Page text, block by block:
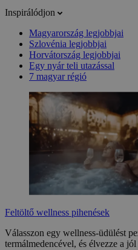
Inspirálódjon
Magyarország legjobbjai
Szlovénia legjobbjai
Horvátország legjobbjai
Egy nyár teli utazással
7 magyar régió
Feltöltő wellness pihenések
Válasszon egy wellness-üdülést
termálmedencével, és élvezze a